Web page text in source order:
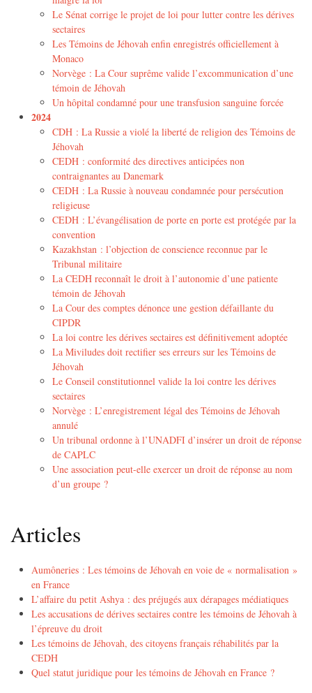
Le Sénat corrige le projet de loi pour lutter contre les dérives
sectaires
Les Témoins de Jéhovah enfin enregistrés officiellement à
Monaco
Norvège : La Cour suprême valide l’excommunication d’une
témoin de Jéhovah
Un hôpital condamné pour une transfusion sanguine forcée
2024
CDH : La Russie a violé la liberté de religion des Témoins de
Jéhovah
CEDH : conformité des directives anticipées non
contraignantes au Danemark
CEDH : La Russie à nouveau condamnée pour persécution
religieuse
CEDH : L’évangélisation de porte en porte est protégée par la
convention
Kazakhstan : l’objection de conscience reconnue par le
Tribunal militaire
La CEDH reconnaît le droit à l’autonomie d’une patiente
témoin de Jéhovah
La Cour des comptes dénonce une gestion défaillante du
CIPDR
La loi contre les dérives sectaires est définitivement adoptée
La Miviludes doit rectifier ses erreurs sur les Témoins de
Jéhovah
Le Conseil constitutionnel valide la loi contre les dérives
sectaires
Norvège : L’enregistrement légal des Témoins de Jéhovah
annulé
Un tribunal ordonne à l’UNADFI d’insérer un droit de réponse
de CAPLC
Une association peut-elle exercer un droit de réponse au nom
d’un groupe ?
Articles
Aumôneries : Les témoins de Jéhovah en voie de « normalisation »
en France
L’affaire du petit Ashya : des préjugés aux dérapages médiatiques
Les accusations de dérives sectaires contre les témoins de Jéhovah à
l’épreuve du droit
Les témoins de Jéhovah, des citoyens français réhabilités par la
CEDH
Quel statut juridique pour les témoins de Jéhovah en France ?